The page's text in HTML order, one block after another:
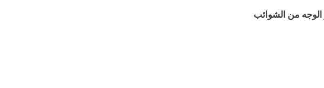
من الشوائب